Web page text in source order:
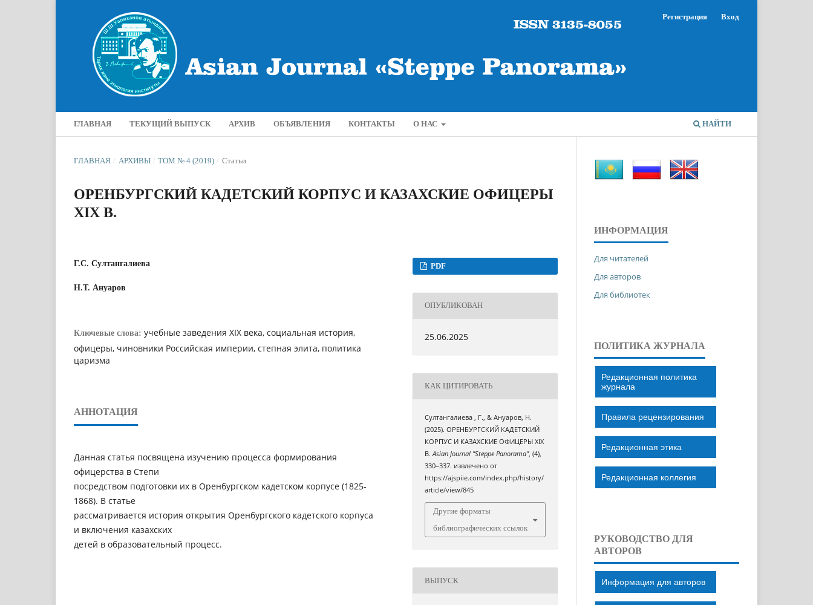
ГЛАВНАЯ ТЕКУЩИЙ ВЫПУСК АРХИВ ОБЪЯВЛЕНИЯ КОНТАКТЫ О НАС НАЙТИ
Регистрация Вход
ГЛАВНАЯ / АРХИВЫ / ТОМ № 4 (2019) / Статьи
ОРЕНБУРГСКИЙ КАДЕТСКИЙ КОРПУС И КАЗАХСКИЕ ОФИЦЕРЫ
XIX В.
Г.С. Султангалиева
Н.Т. Ануаров
Ключевые слова: учебные заведения XIX века, социальная история,
офицеры, чиновники Российская империи, степная элита, политика
царизма
АННОТАЦИЯ
Данная статья посвящена изучению процесса формирования
офицерства в Степи
посредством подготовки их в Оренбургском кадетском корпусе (1825-
1868). В статье
рассматривается история открытия Оренбургского кадетского корпуса
и включения казахских
детей в образовательный процесс.
PDF
ОПУБЛИКОВАН
25.06.2025
КАК ЦИТИРОВАТЬ
Султангалиева , Г., & Ануаров, Н.
(2025). ОРЕНБУРГСКИЙ КАДЕТСКИЙ
КОРПУС И КАЗАХСКИЕ ОФИЦЕРЫ XIX
В.Asian Journal "Steppe Panorama", (4),
330–337. извлечено от
https://ajspiie.com/index.php/history/
article/view/845
Другие форматы
библиографических ссылок
ВЫПУСК
ИНФОРМАЦИЯ
Для читателей
Для авторов
Для библиотек
ПОЛИТИКА ЖУРНАЛА
Редакционная политика
журнала
Правила рецензирования
Редакционная этика
Редакционная коллегия
РУКОВОДСТВО ДЛЯ
АВТОРОВ
Информация для авторов